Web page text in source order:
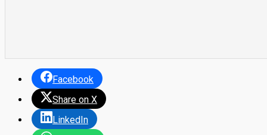
Facebook
Share on X
LinkedIn